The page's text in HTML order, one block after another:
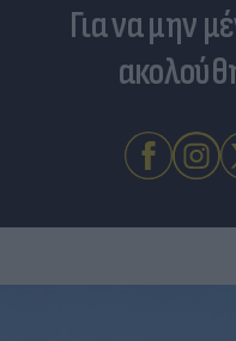
Για να μην